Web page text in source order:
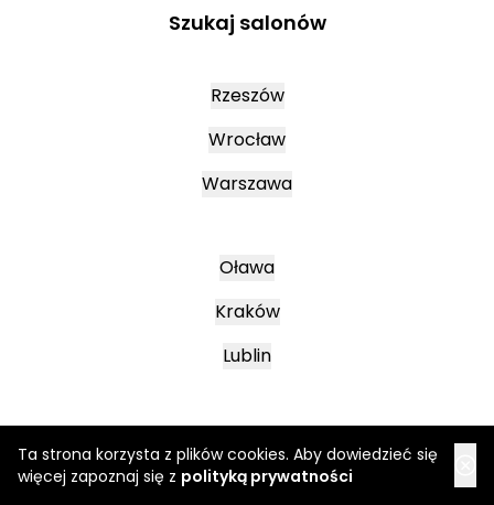
Ta strona korzysta z plików cookies. Aby dowiedzieć się
więcej zapoznaj się z polityką prywatności
Szukaj salonów
Rzeszów
Wrocław
Warszawa
Oława
Kraków
Lublin
Leszno